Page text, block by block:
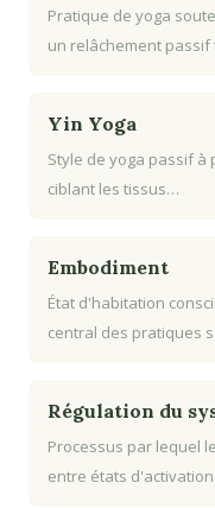
Pratique de yoga
un relâchement
Yin Yoga
Style de yoga passif à
ciblant les tissus…
Embodiment
État d'habitation
central des pratiques
Régulation du
Processus par lequel
entre états